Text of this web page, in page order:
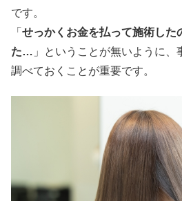
です。
「 せっかくお金を払って施術した
た… 」ということが無いように
調べておくことが重要です。